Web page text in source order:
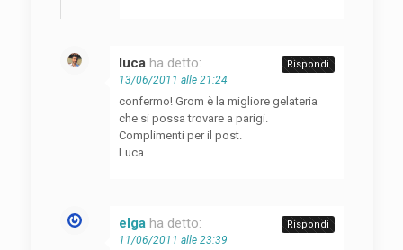
luca ha detto:
13/06/2011 alle 21:24
confermo! Grom è la migliore gelateria
che si possa trovare a parigi.
Complimenti per il post.
Luca
Rispondi
elga ha detto:
11/06/2011 alle 23:39
Rispondi